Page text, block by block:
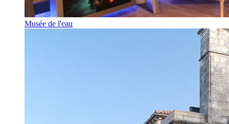
Musée de l'eau